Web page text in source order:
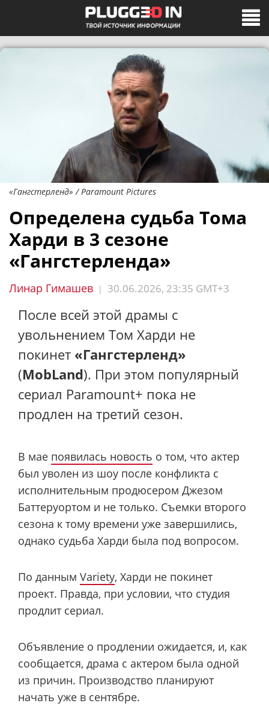
«Гангстерленд» / Paramount Pictures
Определена судьба Тома
Харди в 3 сезоне
«Гангстерленда»
Линар Гимашев | 30.06.2026, 23:35 GMT+3
После всей этой драмы с
увольнением Том Харди не
покинет «Гангстерленд»
(MobLand). При этом популярный
сериал Paramount+ пока не
продлен на третий сезон.
В мае появилась новость о том, что актер
был уволен из шоу после конфликта с
исполнительным продюсером Джезом
Баттеруортом и не только. Съемки второго
сезона к тому времени уже завершились,
однако судьба Харди была под вопросом.
По данным Variety, Харди не покинет
проект. Правда, при условии, что студия
продлит сериал.
Объявление о продлении ожидается, и, как
сообщается, драма с актером была одной
из причин. Производство планируют
начать уже в сентябре.